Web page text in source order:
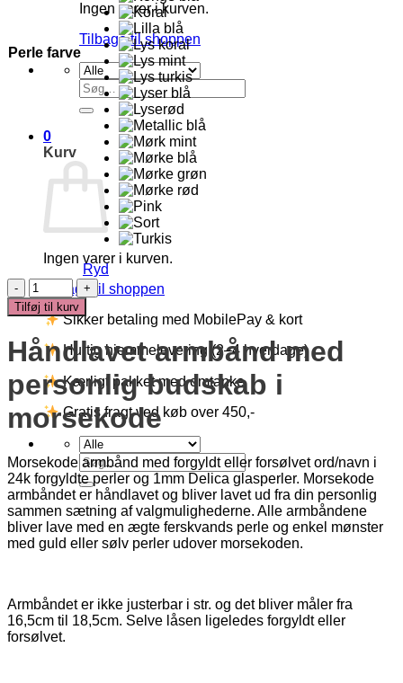
Ingen varer i kurven.
Tilbage til shoppen
Søg
efter:
0
Kurv
Ingen varer i kurven.
Tilbage til shoppen
Sikker betaling med MobilePay & kort
Hurtig hjemmelevering (2–4 hverdage)
Kærligt pakket med omtanke
Gratis fragt ved køb over 450,-
Søg
efter:
Perle farve
Ryd
Morsekode
Armbånd
-
Håb
antal
Tilføj til kurv
Håndlavet armbånd med
personlig budskab i
morsekode
Morsekode armbånd med forgyldt eller forsølvet ord/navn i
24k forgyldte perler og 1mm Delica glasperler. Morsekode
armbåndet er håndlavet og bliver lavet ud fra din personlig
sammen sætning af valgmulighederne. Alle armbåndene
bliver lave med en ægte ferskvands perle og enkel mønster
med guld eller sølv perler udover morsekoden.
Armbåndet er ikke justerbar i str. og det bliver måler fra
16,5cm til 18,5cm. Selve låsen ligeledes forgyldt eller
forsølvet.